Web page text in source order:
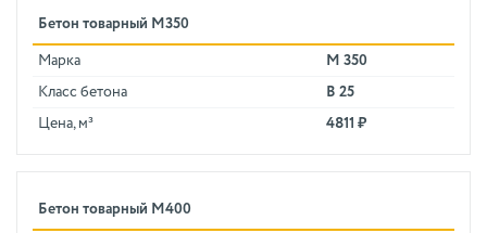
Бетон товарный М350
Марка М 350
Класс бетона В 25
Цена, м³ 4811 ₽
Бетон товарный М400